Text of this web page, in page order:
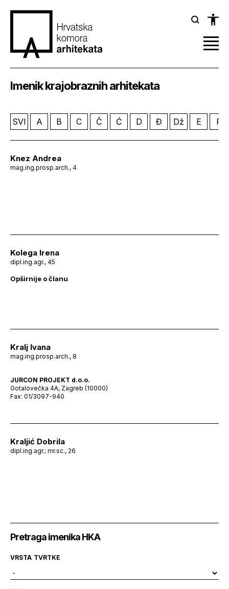
Imenik krajobraznih arhitekata
SVI A B C Č Ć D Đ Dž E F
Knez Andrea
mag.ing.prosp.arch., 4
Kolega Irena
dipl.ing.agr., 45
Opširnije o članu
Kralj Ivana
mag.ing.prosp.arch., 8
JURCON PROJEKT d.o.o.
Gotalovečka 4A, Zagreb (10000)
Fax: 01/3097-940
Kraljić Dobrila
dipl.ing.agr.; mr.sc., 26
Pretraga imenika HKA
VRSTA TVRTKE